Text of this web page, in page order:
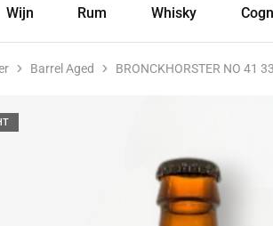
Wijn Rum Whisky
Barrel Aged BRONCKHORSTER NO 41